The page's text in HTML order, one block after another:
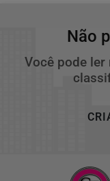
Não
Você pode